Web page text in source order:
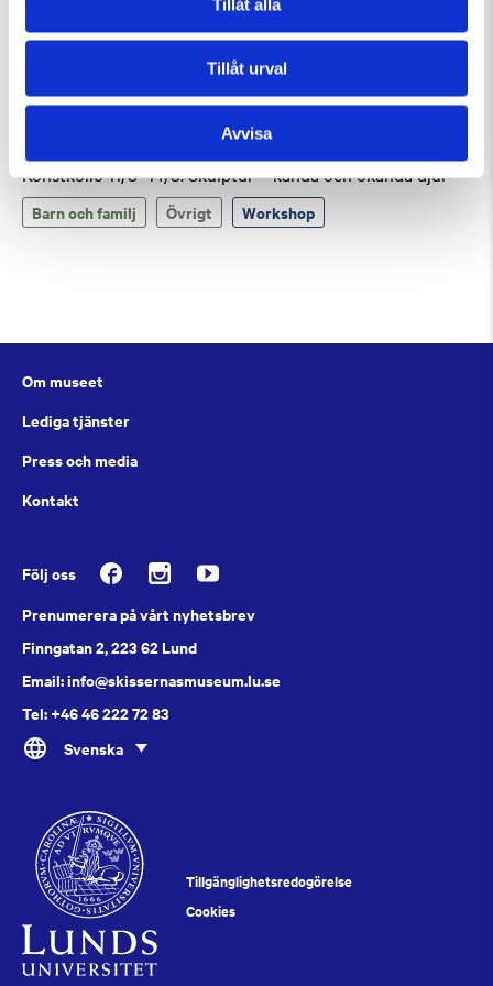
Tillåt alla
Tillåt urval
Avvisa
Konstkollo 11/8–14/8: Skulptur – kända och okända djur
Barn och familj Övrigt Workshop
Om museet
Lediga tjänster
Press och media
Kontakt
Följ oss
Prenumerera på vårt nyhetsbrev
Finngatan 2, 223 62 Lund
Email: info@skissernasmuseum.lu.se
Tel: +46 46 222 72 83
Svenska
Tillgänglighetsredogörelse
Cookies